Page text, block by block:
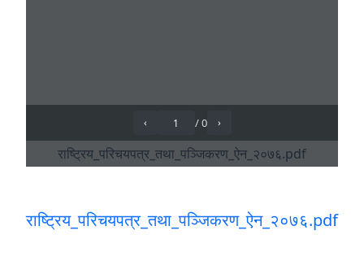
राष्ट्रिय_परिचयपत्र_तथा_पञ्जिकरण_ऐन_२०७६.pdf